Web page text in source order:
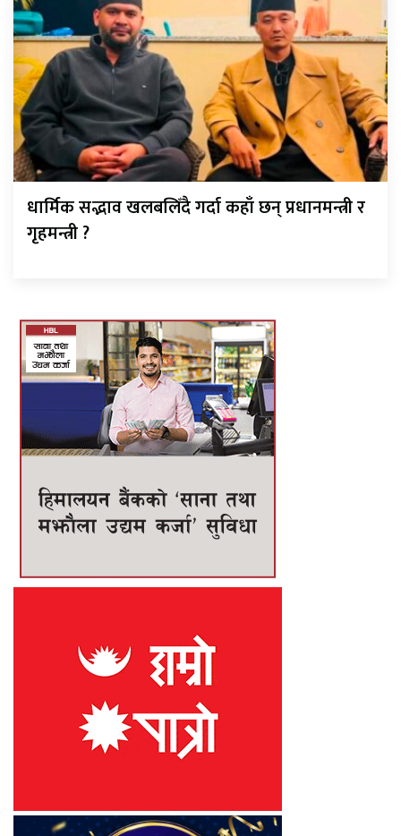
धार्मिक सद्भाव खलबलिँदै गर्दा कहाँ छन् प्रधानमन्त्री र
गृहमन्त्री ?